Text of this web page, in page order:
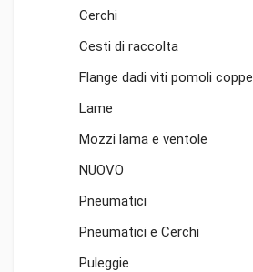
Cerchi
Cesti di raccolta
Flange dadi viti pomoli coppe
Lame
Mozzi lama e ventole
NUOVO
Pneumatici
Pneumatici e Cerchi
Puleggie